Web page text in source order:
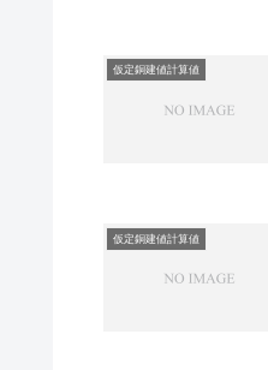
仮定銅建値計算値
仮定銅建値計算値